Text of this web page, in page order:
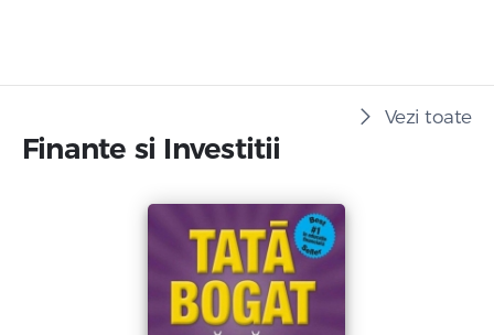
Finante si Investitii
Vezi toate